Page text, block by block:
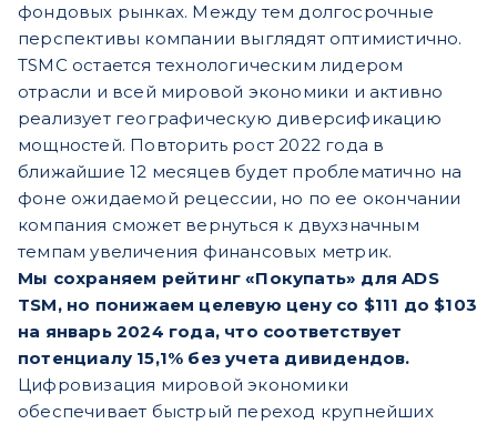
фондовых рынках. Между тем долгосрочные
перспективы компании выглядят оптимистично.
TSMC остается технологическим лидером
отрасли и всей мировой экономики и активно
реализует географическую диверсификацию
мощностей. Повторить рост 2022 года в
ближайшие 12 месяцев будет проблематично на
фоне ожидаемой рецессии, но по ее окончании
компания сможет вернуться к двухзначным
темпам увеличения финансовых метрик.
Мы сохраняем рейтинг «Покупать» для ADS
TSM, но понижаем целевую цену со $111 до $103
на январь 2024 года, что соответствует
потенциалу 15,1% без учета дивидендов.
Цифровизация мировой экономики
обеспечивает быстрый переход крупнейших